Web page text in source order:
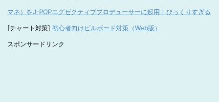
マネ）をJ-POPエグゼクティブプロデューサーに起用！びっくりすぎる
[チャート対策] 初心者向けビルボード対策（Web版）
スポンサードリンク